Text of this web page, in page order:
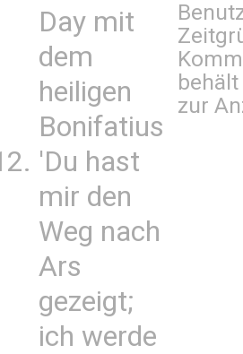
Day mit
dem
heiligen
Bonifatius
'Du hast
mir den
Weg nach
Ars
gezeigt;
ich werde
zur